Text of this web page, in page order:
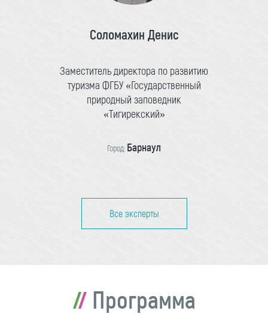
Соломахин Денис
Заместитель директора по развитию
туризма ФГБУ «Государственный
природный заповедник
«Тигирекский»
Город: Барнаул
Все эксперты
Программа